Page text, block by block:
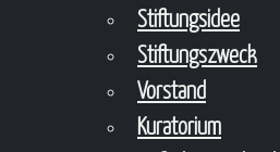
Stiftungsidee
Stiftungszweck
Vorstand
Kuratorium